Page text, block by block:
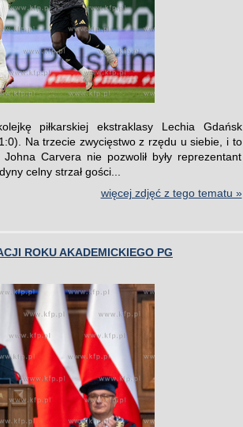
piłkarskiej ekstraklasy Lechia Gdańsk
Na trzecie zwycięstwo z rzędu u siebie, i to
Carvera nie pozwolił były reprezentant
celny strzał gości...
więcej zdjęć z tego tematu »
ROKU AKADEMICKIEGO PG